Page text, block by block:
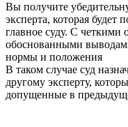
Вы получите
эксперта, которая будет
главное суду. С
обоснованными
нормы и положения
В таком случае суд
другому эксперту,
допущенные в